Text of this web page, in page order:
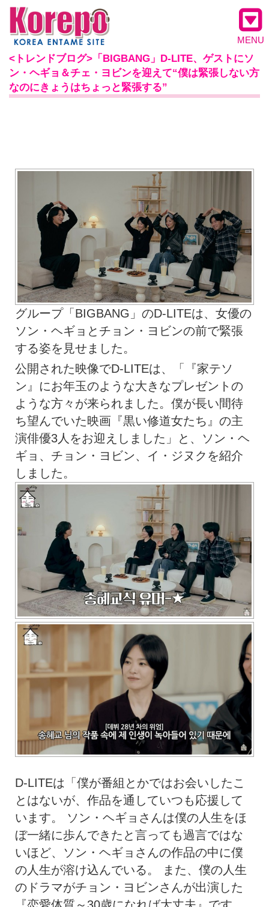
MENU
<トレンドブログ>「BIGBANG」D-LITE、ゲストにソ
ン・ヘギョ＆チェ・ヨビンを迎えて“僕は緊張しない方
なのにきょうはちょっと緊張する”
グループ「BIGBANG」のD-LITEは、女優の
ソン・ヘギョとチョン・ヨビンの前で緊張
する姿を見せました。
公開された映像でD-LITEは、「『家テソ
ン』にお年玉のような大きなプレゼントの
ような方々が来られました。僕が長い間待
ち望んでいた映画『黒い修道女たち』の主
演俳優3人をお迎えしました」と、ソン・ヘ
ギョ、チョン・ヨビン、イ・ジヌクを紹介
しました。
D-LITEは「僕が番組とかではお会いしたこ
とはないが、作品を通していつも応援して
います。 ソン・ヘギョさんは僕の人生をほ
ぼ一緒に歩んできたと言っても過言ではな
いほど、ソン・ヘギョさんの作品の中に僕
の人生が溶け込んでいる。 また、僕の人生
のドラマがチョン・ヨビンさんが出演した